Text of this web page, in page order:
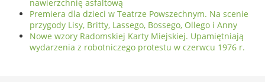
nawierzchnię asfaltową
Premiera dla dzieci w Teatrze Powszechnym. Na scenie
przygody Lisy, Britty, Lassego, Bossego, Ollego i Anny
Nowe wzory Radomskiej Karty Miejskiej. Upamiętniają
wydarzenia z robotniczego protestu w czerwcu 1976 r.